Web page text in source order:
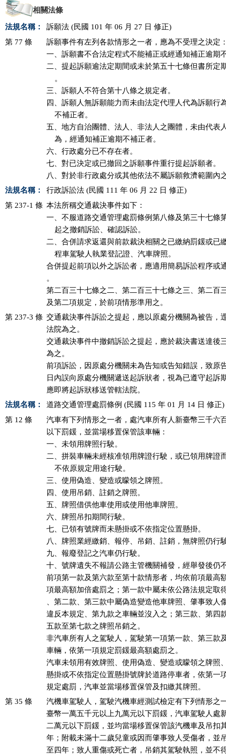
相關法條
法規名稱：
訴願法 (民國 101 年 06 月 27 日 修正)
第 77 條
訴願事件有左列各款情形之一者，應為不受理之決定
一、訴願書不合法定程式不能補正或經通知補正逾期
二、提起訴願逾法定期間或未於第五十七條但書所定
    。
三、訴願人不符合第十八條之規定者。
四、訴願人無訴願能力而未由法定代理人代為訴願行
    不補正者。
五、地方自治團體、法人、非法人之團體，未由代表
    為，經通知補正逾期不補正者。
六、行政處分已不存在者。
七、對已決定或已撤回之訴願事件重行提起訴願者。
八、對於非行政處分或其他依法不屬訴願救濟範圍內
法規名稱：
行政訴訟法 (民國 111 年 06 月 22 日 修正)
第 237-1 條 本法所稱交通裁決事件如下：
一、不服道路交通管理處罰條例第八條及第三十七條
    起之撤銷訴訟、確認訴訟。
二、合併請求返還與前款裁決相關之已繳納罰鍰或已
    程車駕駛人執業登記證、汽車牌照。
合併提起前項以外之訴訟者，應適用簡易訴訟程序或
。
第二百三十七條之二、第二百三十七條之三、第二百
及第二項規定，於前項情形準用之。
第 237-3 條 交通裁決事件訴訟之提起，應以原處分機關為被告，
法院為之。
交通裁決事件中撤銷訴訟之提起，應於裁決書送達後
為之。
前項訴訟，因原處分機關未為告知或告知錯誤，致原
日內誤向原處分機關遞送起訴狀者，視為已遵守起訴
應即將起訴狀移送管轄法院。
法規名稱：
道路交通管理處罰條例 (民國 115 年 01 月 14 日 修正)
第 12 條
汽車有下列情形之一者，處汽車所有人新臺幣三千六
以下罰鍰，並當場移置保管該車輛：
一、未領用牌照行駛。
二、拼裝車輛未經核准領用牌證行駛，或已領用牌證
    不依原規定用途行駛。
三、使用偽造、變造或矇領之牌照。
四、使用吊銷、註銷之牌照。
五、牌照借供他車使用或使用他車牌照。
六、牌照吊扣期間行駛。
七、已領有號牌而未懸掛或不依指定位置懸掛。
八、牌照業經繳銷、報停、吊銷、註銷，無牌照仍行
九、報廢登記之汽車仍行駛。
十、號牌遺失不報請公路主管機關補發，經舉發後仍
前項第一款及第六款至第十款情形者，均依前項最高
項最高額加倍處罰之；第一款中屬未依公路法規定取
、第二款、第三款中屬偽造變造他車牌照、肇事致人
違反本規定、第九款之車輛並沒入之；第三款、第四
五款至第七款之牌照吊銷之。
非汽車所有人之駕駛人，駕駛第一項第一款、第三款
車輛，依第一項規定罰鍰最高額處罰之。
汽車未領用有效牌照、使用偽造、變造或矇領之牌照
懸掛或不依指定位置懸掛號牌於道路停車者，依第一
規定處罰，汽車並當場移置保管及扣繳其牌照。
第 35 條
汽機車駕駛人，駕駛汽機車經測試檢定有下列情形之
臺幣一萬五千元以上九萬元以下罰鍰，汽車駕駛人處
二萬元以下罰鍰，並均當場移置保管該汽機車及吊扣
年；附載未滿十二歲兒童或因而肇事致人受傷者，並
至四年；致人重傷或死亡者，吊銷其駕駛執照，並不